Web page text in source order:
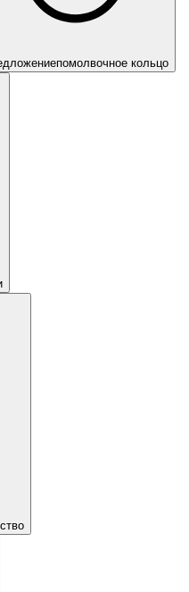
помолвочное кольцо